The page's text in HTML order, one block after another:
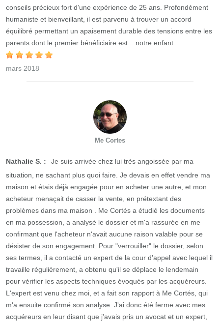
conseils précieux fort d'une expérience de 25 ans. Profondément
humaniste et bienveillant, il est parvenu à trouver un accord
équilibré permettant un apaisement durable des tensions entre les
parents d​ont le premier bénéficiaire est... notre enfant.
mars 2018
Me Cortes
Nathalie S. :
Je suis arrivée chez lui très angoissée par ma
situation, ne sachant plus quoi faire. Je devais en effet vendre ma
maison et étais déjà engagée pour en acheter une autre, et mon
acheteur menaçait de casser la vente, en prétextant des
problèmes dans ma maison . Me Cortés a étudié les documents
en ma possession, a analysé le dossier et m'a rassurée en me
confirmant que l'acheteur n'avait aucune raison valable pour se
désister de son engagement. Pour "verrouiller" le dossier, selon
ses termes, il a contacté un expert de la cour d'appel avec lequel il
travaille régulièrement, a obtenu qu'il se déplace le lendemain
pour vérifier les aspects techniques évoqués par les acquéreurs.
L'expert est venu chez moi, et a fait son rapport à Me Cortés, qui
m'a ensuite confirmé son analyse. J'ai donc été ferme avec mes
acquéreurs en leur disant que j'avais pris un avocat et un expert,